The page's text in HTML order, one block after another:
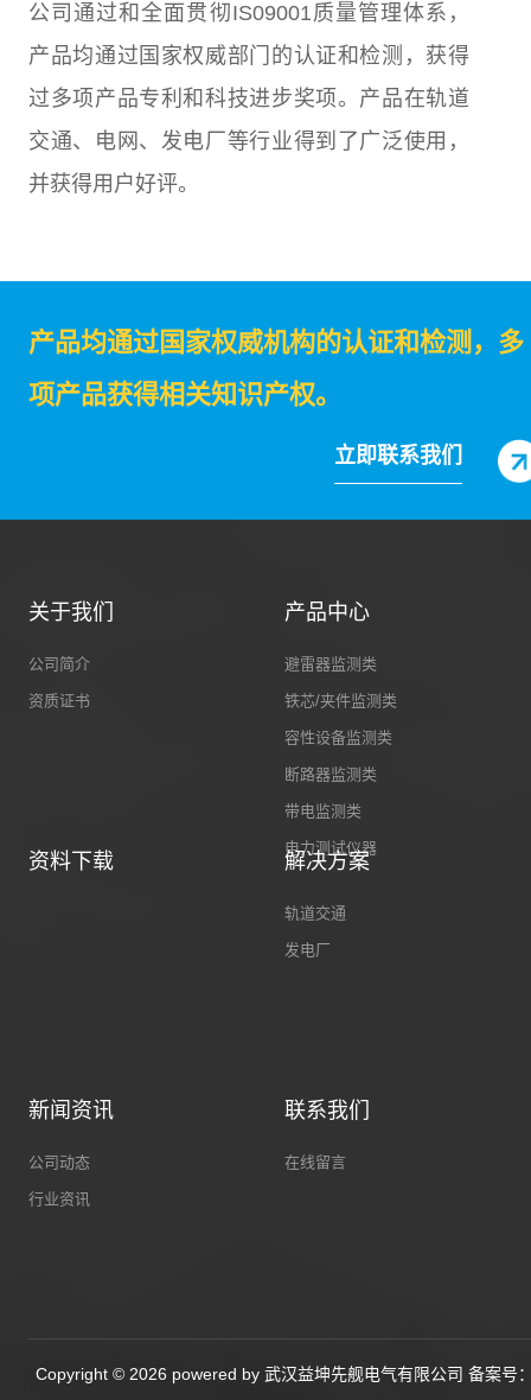
公司通过和全面贯彻IS09001质量管理体系，
产品均通过国家权威部门的认证和检测，获得
过多项产品专利和科技进步奖项。产品在轨道
交通、电网、发电厂等行业得到了广泛使用，
并获得用户好评。
产品均通过国家权威机构的认证和检测，多
项产品获得相关知识产权。
立即联系我们
关于我们
公司简介
资质证书
产品中心
避雷器监测类
铁芯/夹件监测类
容性设备监测类
断路器监测类
带电监测类
电力测试仪器
资料下载 解决方案
轨道交通
发电厂
新闻资讯
公司动态
行业资讯
联系我们
在线留言
Copyright © 2026 powered by 武汉益坤先舰电气有限公司 备案号